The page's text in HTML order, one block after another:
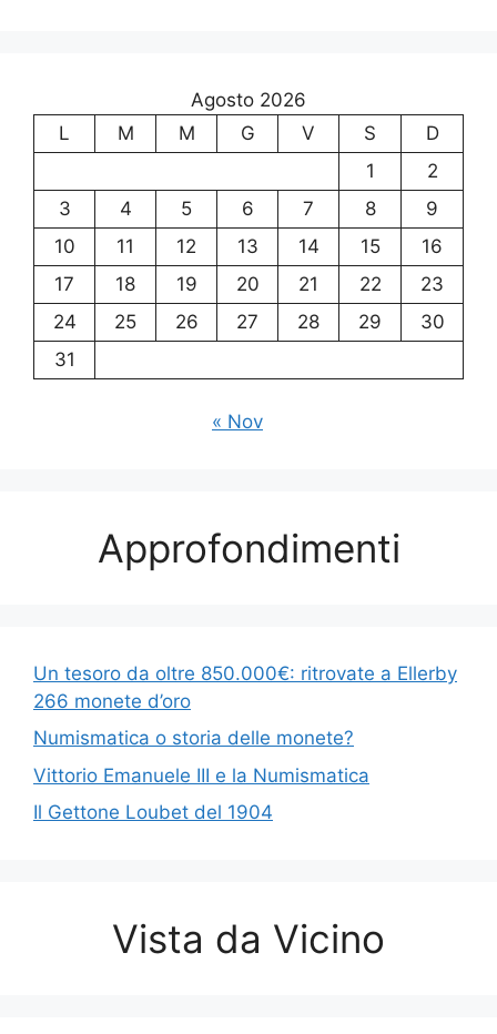
Agosto 2026
L
M M G V S
D
1
2
3
4 5 6 7 8
9
10
11 12 13 14 15
16
17
18 19 20 21 22
23
24
25 26 27 28 29
30
31
« Nov
Approfondimenti
Un tesoro da oltre 850.000€: ritrovate a Ellerby
266 monete d’oro
Numismatica o storia delle monete?
Vittorio Emanuele III e la Numismatica
Il Gettone Loubet del 1904
Vista da Vicino